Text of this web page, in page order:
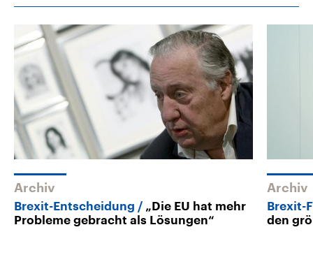
Archiv
Brexit-Entscheidung
„Die EU hat mehr
Probleme gebracht als Lösungen“
Archiv
Brexit-
den